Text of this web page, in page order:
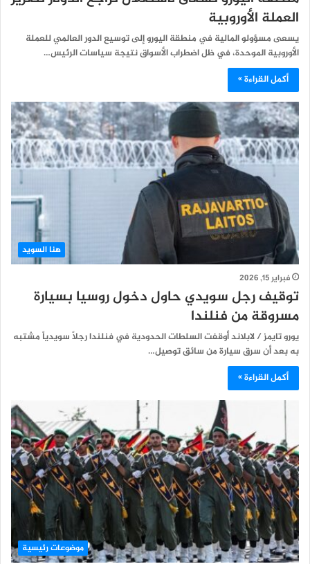
العملة الأوروبية
يسعى مسؤولو المالية في منطقة اليورو إلى توسيع الدور العالمي للعملة
الأوروبية الموحدة، في ظل اضطراب الأسواق نتيجة سياسات الرئيس…
أكمل القراءة »
هنا السويد
فبراير 15, 2026
توقيف رجل سويدي حاول دخول روسيا بسيارة
مسروقة من فنلندا
يورو تايمز / لابلاند أوقفت السلطات الحدودية في فنلندا رجلاً سويدياً مشتبه
به بعد أن سرق سيارة من سائق توصيل…
أكمل القراءة »
موضوعات رئيسية